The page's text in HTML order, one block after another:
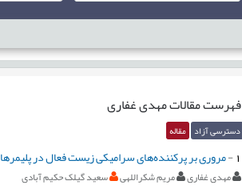
فهرست مقالاتمهدی غفاری
دسترسی آزاد مقاله
1
-مروری بر پرکننده‌های سرامیکی زیست فعال در پلیمرها
مهدی غفاری مریم شکراللهی سعید گیلک حکیم آبادی